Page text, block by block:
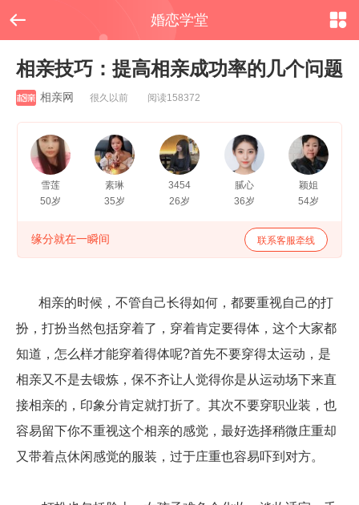
 婚恋学堂
相亲技巧：提高相亲成功率的几个问题
相亲网 很久以前 阅读158372
雪莲
50岁
素琳
35岁
3454
26岁
腻心
36岁
颖姐
54岁
缘分就在一瞬间 联系客服牵线
相亲的时候，不管自己长得如何，都要重视自己的打
扮，打扮当然包括穿着了，穿着肯定要得体，这个大家都
知道，怎么样才能穿着得体呢?首先不要穿得太运动，是
相亲又不是去锻炼，保不齐让人觉得你是从运动场下来直
接相亲的，印象分肯定就打折了。其次不要穿职业装，也
容易留下你不重视这个相亲的感觉，最好选择稍微庄重却
又带着点休闲感觉的服装，过于庄重也容易吓到对方。
